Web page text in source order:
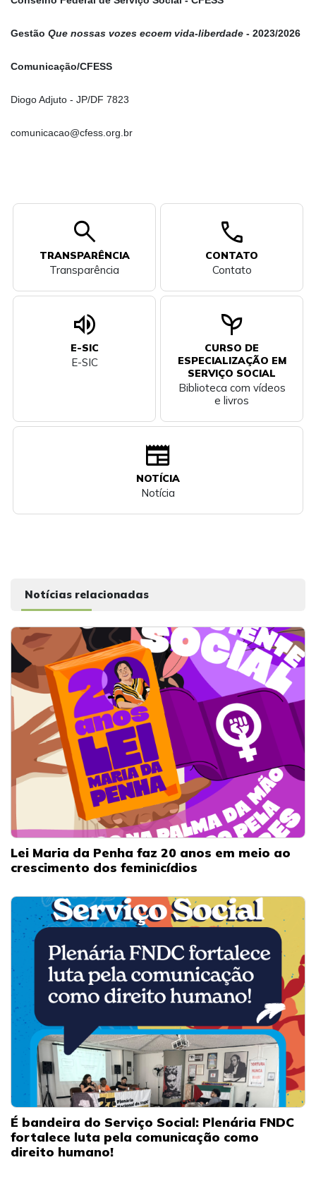
Gestão Que nossas vozes ecoem vida-liberdade - 2023/2026
Comunicação/CFESS
Diogo Adjuto - JP/DF 7823
comunicacao@cfess.org.br
search
TRANSPARÊNCIA
Transparência
call
CONTATO
Contato
volume_up
E-SIC
E-SIC
psychiatry
CURSO DE
ESPECIALIZAÇÃO EM
SERVIÇO SOCIAL
Biblioteca com vídeos
e livros
newspaper
NOTÍCIA
Notícia
Notícias relacionadas
Lei Maria da Penha faz 20 anos em meio ao
crescimento dos feminicídios
É bandeira do Serviço Social: Plenária FNDC
fortalece luta pela comunicação como
direito humano!